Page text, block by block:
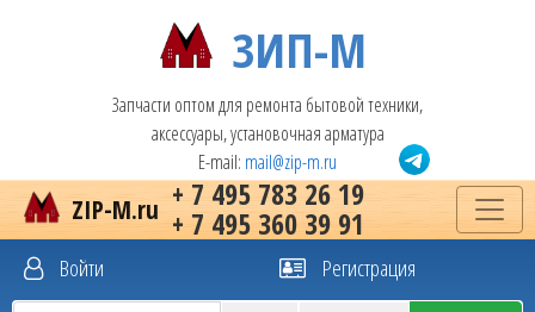
ЗИП-М
Запчасти оптом для ремонта бытовой техники,
аксессуары, установочная арматура
E-mail: mail@zip-m.ru
+ 7 495 783 26 19
+ 7 495 360 39 91
ZIP-M.ru
Войти Регистрация